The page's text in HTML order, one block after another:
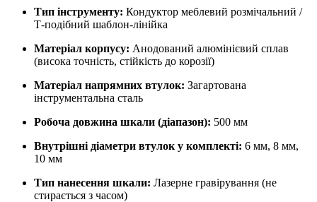
Тип інструменту: Кондуктор меблевий розмічальний /
Т-подібний шаблон-лінійка
Матеріал корпусу: Анодований алюмінієвий сплав
(висока точність, стійкість до корозії)
Матеріал напрямних втулок: Загартована
інструментальна сталь
Робоча довжина шкали (діапазон): 500 мм
Внутрішні діаметри втулок у комплекті: 6 мм, 8 мм,
10 мм
Тип нанесення шкали: Лазерне гравірування (не
стирається з часом)